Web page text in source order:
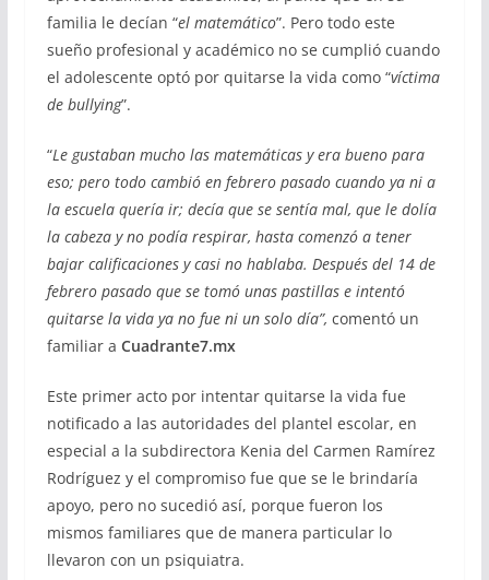
familia le decían “el matemático”. Pero todo este
sueño profesional y académico no se cumplió cuando
el adolescente optó por quitarse la vida como “víctima
de bullying”.
“Le gustaban mucho las matemáticas y era bueno para
eso; pero todo cambió en febrero pasado cuando ya ni a
la escuela quería ir; decía que se sentía mal, que le dolía
la cabeza y no podía respirar, hasta comenzó a tener
bajar calificaciones y casi no hablaba. Después del 14 de
febrero pasado que se tomó unas pastillas e intentó
quitarse la vida ya no fue ni un solo día”, comentó un
familiar a Cuadrante7.mx
Este primer acto por intentar quitarse la vida fue
notificado a las autoridades del plantel escolar, en
especial a la subdirectora Kenia del Carmen Ramírez
Rodríguez y el compromiso fue que se le brindaría
apoyo, pero no sucedió así, porque fueron los
mismos familiares que de manera particular lo
llevaron con un psiquiatra.